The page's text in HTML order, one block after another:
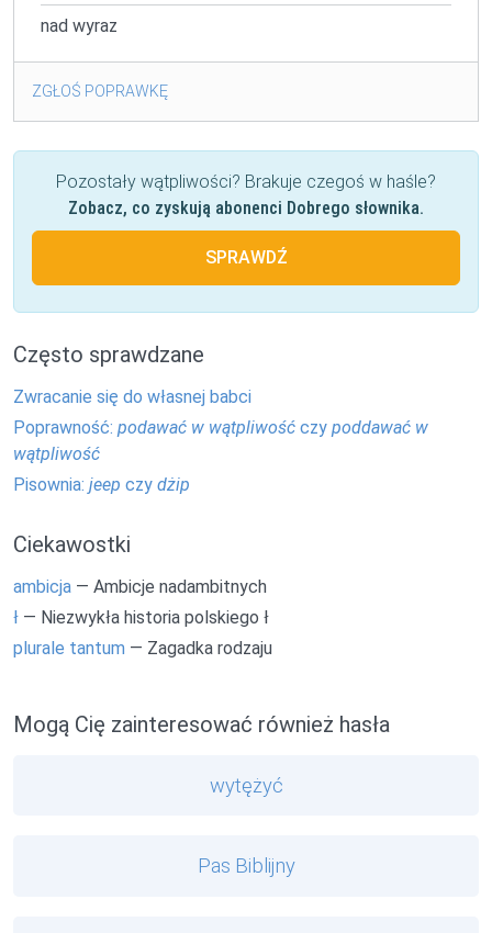
nad wyraz
ZGŁOŚ POPRAWKĘ
Pozostały wątpliwości? Brakuje czegoś w haśle?
Zobacz, co zyskują abonenci Dobrego słownika.
SPRAWDŹ
Często sprawdzane
Zwracanie się do własnej babci
Poprawność: podawać w wątpliwość czy poddawać w
wątpliwość
Pisownia: jeep czy dżip
Ciekawostki
ambicja — Ambicje nadambitnych
ł — Niezwykła historia polskiego ł
plurale tantum — Zagadka rodzaju
Mogą Cię zainteresować również hasła
wytężyć
Pas Biblijny